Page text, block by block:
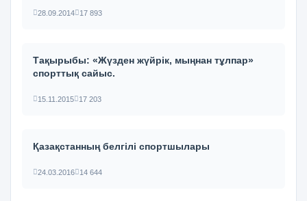
28.09.2014 17 893
Тақырыбы: «Жүзден жүйрік, мыңнан тұлпар»
спорттық сайыс.
15.11.2015 17 203
Қазақстанның белгілі спортшылары
24.03.2016 14 644